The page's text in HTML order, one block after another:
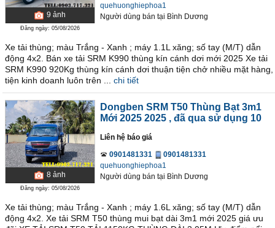
9 ảnh
Đăng ngày: 05/08/2026
quehuonghiephoa1
Người dùng bán tại Bình Dương
Xe tải thùng; màu Trắng - Xanh ; máy 1.1L xăng; số tay (M/T) dẫn
động 4x2. Bán xe tải SRM K990 thùng kín cánh dơi mới 2025 Xe tải
SRM K990 920Kg thùng kín cánh dơi thuận tiện chở nhiều mặt hàng,
tiện kinh doanh luôn trên ...
chi tiết
8 ảnh
Đăng ngày: 05/08/2026
Dongben SRM T50 Thùng Bạt 3m1
Mới 2025 2025 , đã qua sử dụng 10
Liên hệ báo giá
0901481331
0901481331
quehuonghiephoa1
Người dùng bán tại Bình Dương
Xe tải thùng; màu Trắng - Xanh ; máy 1.6L xăng; số tay (M/T) dẫn
động 4x2. Xe tải SRM T50 thùng mui bạt dài 3m1 mới 2025 giá ưu